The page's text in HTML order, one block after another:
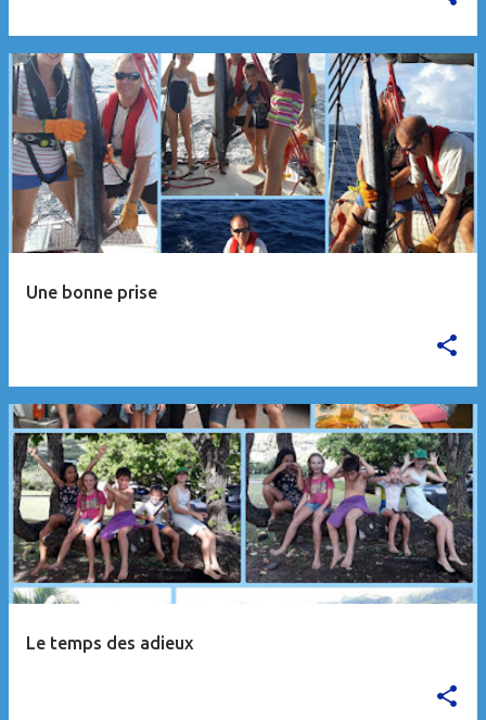
Une bonne prise
Le temps des adieux